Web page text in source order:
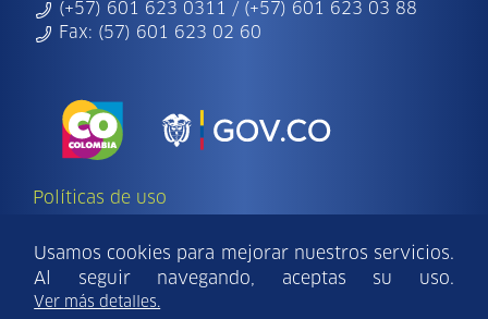
(+57) 601 623 0311 / (+57) 601 623 03 88
Fax: (57) 601 623 02 60
Políticas de uso
reservados Findeter.
Para una mejor visualización del sitio utilice:
Usamos cookies para mejorar nuestros servicios.
Al seguir navegando, aceptas su uso.
Ver más detalles.